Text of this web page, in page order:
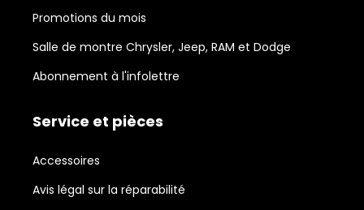
Promotions du mois
Salle de montre Chrysler, Jeep, RAM et Dodge
Abonnement à l'infolettre
Service et pièces
Accessoires
Avis légal sur la réparabilité